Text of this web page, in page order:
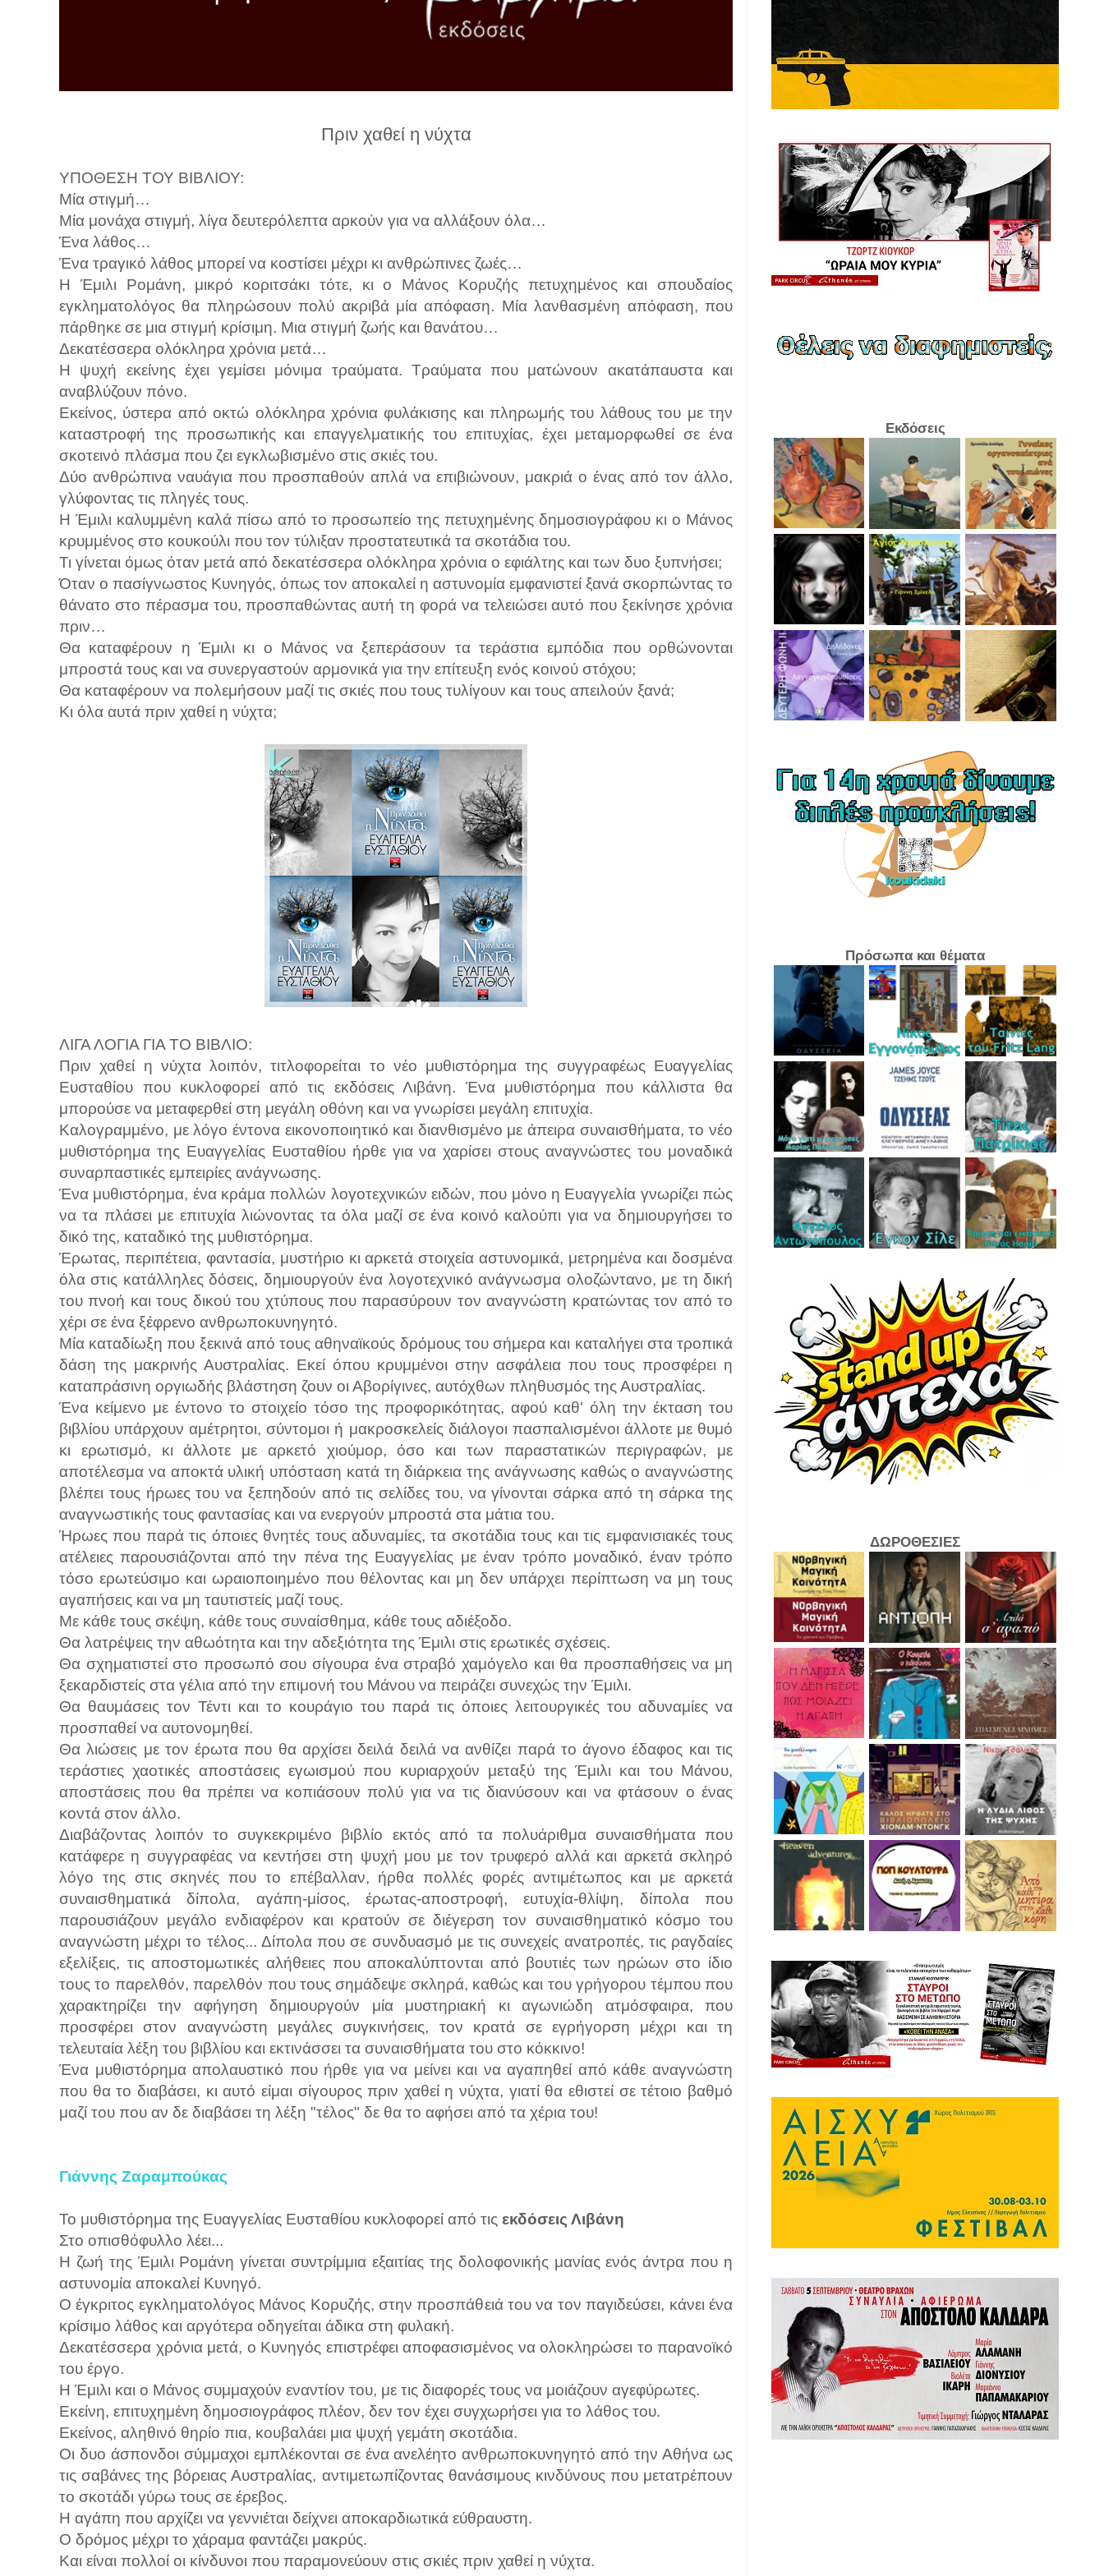
Πριν χαθεί η νύχτα
ΥΠΟΘΕΣΗ ΤΟΥ ΒΙΒΛΙΟΥ:
Μία στιγμή…
Μία μονάχα στιγμή, λίγα δευτερόλεπτα αρκούν για να αλλάξουν όλα…
Ένα λάθος…
Ένα τραγικό λάθος μπορεί να κοστίσει μέχρι κι ανθρώπινες ζωές…
Η Έμιλι Ρομάνη, μικρό κοριτσάκι τότε, κι ο Μάνος Κορυζής πετυχημένος και σπουδαίος
εγκληματολόγος θα πληρώσουν πολύ ακριβά μία απόφαση. Μία λανθασμένη απόφαση, που
πάρθηκε σε μια στιγμή κρίσιμη. Μια στιγμή ζωής και θανάτου…
Δεκατέσσερα ολόκληρα χρόνια μετά…
Η ψυχή εκείνης έχει γεμίσει μόνιμα τραύματα. Τραύματα που ματώνουν ακατάπαυστα και
αναβλύζουν πόνο.
Εκείνος, ύστερα από οκτώ ολόκληρα χρόνια φυλάκισης και πληρωμής του λάθους του με την
καταστροφή της προσωπικής και επαγγελματικής του επιτυχίας, έχει μεταμορφωθεί σε ένα
σκοτεινό πλάσμα που ζει εγκλωβισμένο στις σκιές του.
Δύο ανθρώπινα ναυάγια που προσπαθούν απλά να επιβιώνουν, μακριά ο ένας από τον άλλο,
γλύφοντας τις πληγές τους.
Η Έμιλι καλυμμένη καλά πίσω από το προσωπείο της πετυχημένης δημοσιογράφου κι ο Μάνος
κρυμμένος στο κουκούλι που τον τύλιξαν προστατευτικά τα σκοτάδια του.
Τι γίνεται όμως όταν μετά από δεκατέσσερα ολόκληρα χρόνια ο εφιάλτης και των δυο ξυπνήσει;
Όταν ο πασίγνωστος Κυνηγός, όπως τον αποκαλεί η αστυνομία εμφανιστεί ξανά σκορπώντας το
θάνατο στο πέρασμα του, προσπαθώντας αυτή τη φορά να τελειώσει αυτό που ξεκίνησε χρόνια
πριν…
Θα καταφέρουν η Έμιλι κι ο Μάνος να ξεπεράσουν τα τεράστια εμπόδια που ορθώνονται
μπροστά τους και να συνεργαστούν αρμονικά για την επίτευξη ενός κοινού στόχου;
Θα καταφέρουν να πολεμήσουν μαζί τις σκιές που τους τυλίγουν και τους απειλούν ξανά;
Κι όλα αυτά πριν χαθεί η νύχτα;
ΛΙΓΑ ΛΟΓΙΑ ΓΙΑ ΤΟ ΒΙΒΛΙΟ:
Πριν χαθεί η νύχτα λοιπόν, τιτλοφορείται το νέο μυθιστόρημα της συγγραφέως Ευαγγελίας
Ευσταθίου που κυκλοφορεί από τις εκδόσεις Λιβάνη. Ένα μυθιστόρημα που κάλλιστα θα
μπορούσε να μεταφερθεί στη μεγάλη οθόνη και να γνωρίσει μεγάλη επιτυχία.
Καλογραμμένο, με λόγο έντονα εικονοποιητικό και διανθισμένο με άπειρα συναισθήματα, το νέο
μυθιστόρημα της Ευαγγελίας Ευσταθίου ήρθε για να χαρίσει στους αναγνώστες του μοναδικά
συναρπαστικές εμπειρίες ανάγνωσης.
Ένα μυθιστόρημα, ένα κράμα πολλών λογοτεχνικών ειδών, που μόνο η Ευαγγελία γνωρίζει πώς
να τα πλάσει με επιτυχία λιώνοντας τα όλα μαζί σε ένα κοινό καλούπι για να δημιουργήσει το
δικό της, καταδικό της μυθιστόρημα.
Έρωτας, περιπέτεια, φαντασία, μυστήριο κι αρκετά στοιχεία αστυνομικά, μετρημένα και δοσμένα
όλα στις κατάλληλες δόσεις, δημιουργούν ένα λογοτεχνικό ανάγνωσμα ολοζώντανο, με τη δική
του πνοή και τους δικού του χτύπους που παρασύρουν τον αναγνώστη κρατώντας τον από το
χέρι σε ένα ξέφρενο ανθρωποκυνηγητό.
Μία καταδίωξη που ξεκινά από τους αθηναϊκούς δρόμους του σήμερα και καταλήγει στα τροπικά
δάση της μακρινής Αυστραλίας. Εκεί όπου κρυμμένοι στην ασφάλεια που τους προσφέρει η
καταπράσινη οργιωδής βλάστηση ζουν οι Αβορίγινες, αυτόχθων πληθυσμός της Αυστραλίας.
Ένα κείμενο με έντονο το στοιχείο τόσο της προφορικότητας, αφού καθ' όλη την έκταση του
βιβλίου υπάρχουν αμέτρητοι, σύντομοι ή μακροσκελείς διάλογοι πασπαλισμένοι άλλοτε με θυμό
κι ερωτισμό, κι άλλοτε με αρκετό χιούμορ, όσο και των παραστατικών περιγραφών, με
αποτέλεσμα να αποκτά υλική υπόσταση κατά τη διάρκεια της ανάγνωσης καθώς ο αναγνώστης
βλέπει τους ήρωες του να ξεπηδούν από τις σελίδες του, να γίνονται σάρκα από τη σάρκα της
αναγνωστικής τους φαντασίας και να ενεργούν μπροστά στα μάτια του.
Ήρωες που παρά τις όποιες θνητές τους αδυναμίες, τα σκοτάδια τους και τις εμφανισιακές τους
ατέλειες παρουσιάζονται από την πένα της Ευαγγελίας με έναν τρόπο μοναδικό, έναν τρόπο
τόσο ερωτεύσιμο και ωραιοποιημένο που θέλοντας και μη δεν υπάρχει περίπτωση να μη τους
αγαπήσεις και να μη ταυτιστείς μαζί τους.
Με κάθε τους σκέψη, κάθε τους συναίσθημα, κάθε τους αδιέξοδο.
Θα λατρέψεις την αθωότητα και την αδεξιότητα της Έμιλι στις ερωτικές σχέσεις.
Θα σχηματιστεί στο προσωπό σου σίγουρα ένα στραβό χαμόγελο και θα προσπαθήσεις να μη
ξεκαρδιστείς στα γέλια από την επιμονή του Μάνου να πειράζει συνεχώς την Έμιλι.
Θα θαυμάσεις τον Τέντι και το κουράγιο του παρά τις όποιες λειτουργικές του αδυναμίες να
προσπαθεί να αυτονομηθεί.
Θα λιώσεις με τον έρωτα που θα αρχίσει δειλά δειλά να ανθίζει παρά το άγονο έδαφος και τις
τεράστιες χαοτικές αποστάσεις εγωισμού που κυριαρχούν μεταξύ της Έμιλι και του Μάνου,
αποστάσεις που θα πρέπει να κοπιάσουν πολύ για να τις διανύσουν και να φτάσουν ο ένας
κοντά στον άλλο.
Διαβάζοντας λοιπόν το συγκεκριμένο βιβλίο εκτός από τα πολυάριθμα συναισθήματα που
κατάφερε η συγγραφέας να κεντήσει στη ψυχή μου με τον τρυφερό αλλά και αρκετά σκληρό
λόγο της στις σκηνές που το επέβαλλαν, ήρθα πολλές φορές αντιμέτωπος και με αρκετά
συναισθηματικά δίπολα, αγάπη-μίσος, έρωτας-αποστροφή, ευτυχία-θλίψη, δίπολα που
παρουσιάζουν μεγάλο ενδιαφέρον και κρατούν σε διέγερση τον συναισθηματικό κόσμο του
αναγνώστη μέχρι το τέλος... Δίπολα που σε συνδυασμό με τις συνεχείς ανατροπές, τις ραγδαίες
εξελίξεις, τις αποστομωτικές αλήθειες που αποκαλύπτονται από βουτιές των ηρώων στο ίδιο
τους το παρελθόν, παρελθόν που τους σημάδεψε σκληρά, καθώς και του γρήγορου τέμπου που
χαρακτηρίζει την αφήγηση δημιουργούν μία μυστηριακή κι αγωνιώδη ατμόσφαιρα, που
προσφέρει στον αναγνώστη μεγάλες συγκινήσεις, τον κρατά σε εγρήγορση μέχρι και τη
τελευταία λέξη του βιβλίου και εκτινάσσει τα συναισθήματα του στο κόκκινο!
Ένα μυθιστόρημα απολαυστικό που ήρθε για να μείνει και να αγαπηθεί από κάθε αναγνώστη
που θα το διαβάσει, κι αυτό είμαι σίγουρος πριν χαθεί η νύχτα, γιατί θα εθιστεί σε τέτοιο βαθμό
μαζί του που αν δε διαβάσει τη λέξη "τέλος" δε θα το αφήσει από τα χέρια του!
Γιάννης Ζαραμπούκας
Το μυθιστόρημα της Ευαγγελίας Ευσταθίου κυκλοφορεί από τις εκδόσεις Λιβάνη
Στο οπισθόφυλλο λέει...
Η ζωή της Έμιλι Ρομάνη γίνεται συντρίμμια εξαιτίας της δολοφονικής μανίας ενός άντρα που η
αστυνομία αποκαλεί Κυνηγό.
Ο έγκριτος εγκληματολόγος Μάνος Κορυζής, στην προσπάθειά του να τον παγιδεύσει, κάνει ένα
κρίσιμο λάθος και αργότερα οδηγείται άδικα στη φυλακή.
Δεκατέσσερα χρόνια μετά, ο Κυνηγός επιστρέφει αποφασισμένος να ολοκληρώσει το παρανοϊκό
του έργο.
Η Έμιλι και ο Μάνος συμμαχούν εναντίον του, με τις διαφορές τους να μοιάζουν αγεφύρωτες.
Εκείνη, επιτυχημένη δημοσιογράφος πλέον, δεν τον έχει συγχωρήσει για το λάθος του.
Εκείνος, αληθινό θηρίο πια, κουβαλάει μια ψυχή γεμάτη σκοτάδια.
Οι δυο άσπονδοι σύμμαχοι εμπλέκονται σε ένα ανελέητο ανθρωποκυνηγητό από την Αθήνα ως
τις σαβάνες της βόρειας Αυστραλίας, αντιμετωπίζοντας θανάσιμους κινδύνους που μετατρέπουν
το σκοτάδι γύρω τους σε έρεβος.
Η αγάπη που αρχίζει να γεννιέται δείχνει αποκαρδιωτικά εύθραυστη.
Ο δρόμος μέχρι το χάραμα φαντάζει μακρύς.
Και είναι πολλοί οι κίνδυνοι που παραμονεύουν στις σκιές πριν χαθεί η νύχτα.
Εκδόσεις
Πρόσωπα και θέματα
ΔΩΡΟΘΕΣΙΕΣ